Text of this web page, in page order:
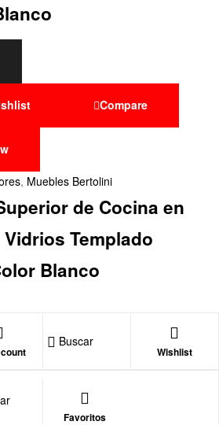
Compare
, Muebles Bertolini
de Cocina en
Templado
Blanco
Buscar
Wishlist
Favoritos